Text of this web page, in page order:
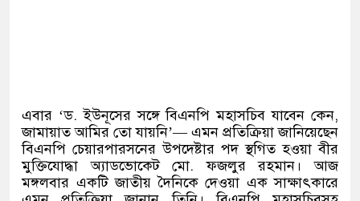
এবার ‘ড. ইউনূসের সঙ্গে বিএনপি মহাসচিব যাবেন কেন,
জামায়াত আমির তো যায়নি’— এমন প্রতিক্রিয়া জানিয়েছেন
বিএনপি চেয়ারপারসনের উপদেষ্টার পদ স্থগিত হওয়া বীর
মুক্তিযোদ্ধা অ্যাডভোকেট মো. ফজলুর রহমান। আজ
মঙ্গলবার একটি জাতীয় দৈনিকে দেওয়া এক সাক্ষাৎকারে